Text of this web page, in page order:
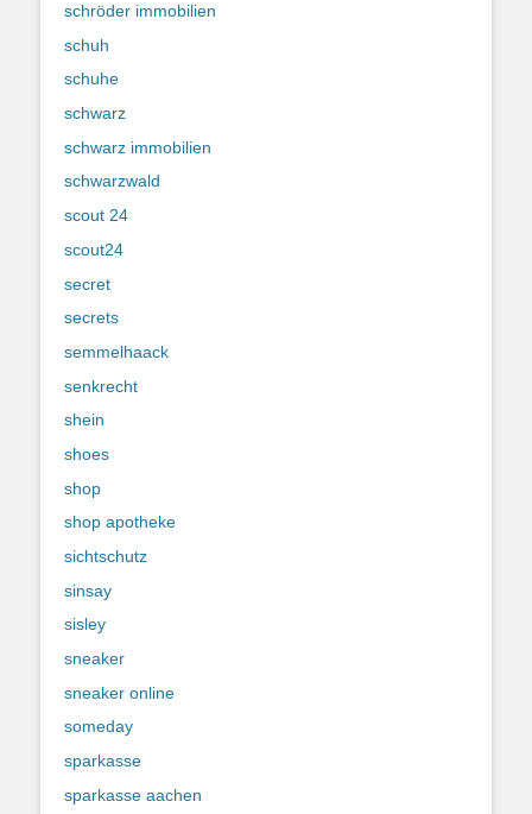
schröder immobilien
schuh
schuhe
schwarz
schwarz immobilien
schwarzwald
scout 24
scout24
secret
secrets
semmelhaack
senkrecht
shein
shoes
shop
shop apotheke
sichtschutz
sinsay
sisley
sneaker
sneaker online
someday
sparkasse
sparkasse aachen